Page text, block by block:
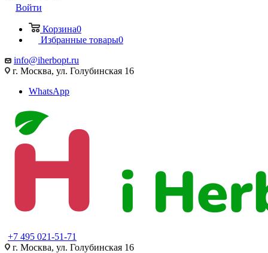
Войти
Корзина0
Избранные товары0
info@iherbopt.ru
г. Москва, ул. Голубинская 16
WhatsApp
+7 495 021-51-71
г. Москва, ул. Голубинская 16